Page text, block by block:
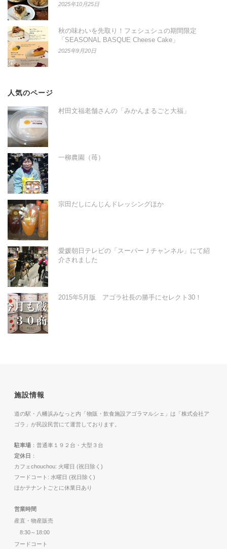
2025年10月25日
秋の味わいを先取り！フェシュシュの期間限定
「SEASONAL BASQUE Cheese Cake」
2025年9月20日
人気のページ
村田文福老舗さんの「みかんまるごと大福」
一柳農園（苺）
宗田だしにんじんドレッシングほか
愛媛朝日テレビの「スーパーＪチャンネル」にて紹
介されました
2015年5月版 アゴラ社長の勝手にセレクト30！
施設情報
道の駅・八幡浜みなっと内「物販・飲食施設アゴラマルシェ」は「株式会社ア
ゴラ」が民設民営にて運営しております。
駐車場 ：普通車１９２台・大型３台
定休日 ：
カフェchouchou: 火曜日 (祝日除く)
フードコート: 水曜日 (祝日除く)
ほかテナントごとに休業日あり
営業時間
産直・物産販売
8:30～18:00
フードコート